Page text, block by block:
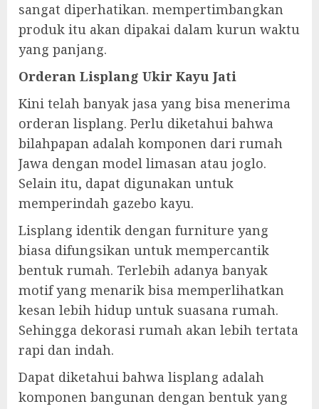
sangat diperhatikan. mempertimbangkan
produk itu akan dipakai dalam kurun waktu
yang panjang.
Orderan Lisplang Ukir Kayu Jati
Kini telah banyak jasa yang bisa menerima
orderan lisplang. Perlu diketahui bahwa
bilahpapan adalah komponen dari rumah
Jawa dengan model limasan atau joglo.
Selain itu, dapat digunakan untuk
memperindah gazebo kayu.
Lisplang identik dengan furniture yang
biasa difungsikan untuk mempercantik
bentuk rumah. Terlebih adanya banyak
motif yang menarik bisa memperlihatkan
kesan lebih hidup untuk suasana rumah.
Sehingga dekorasi rumah akan lebih tertata
rapi dan indah.
Dapat diketahui bahwa lisplang adalah
komponen bangunan dengan bentuk yang